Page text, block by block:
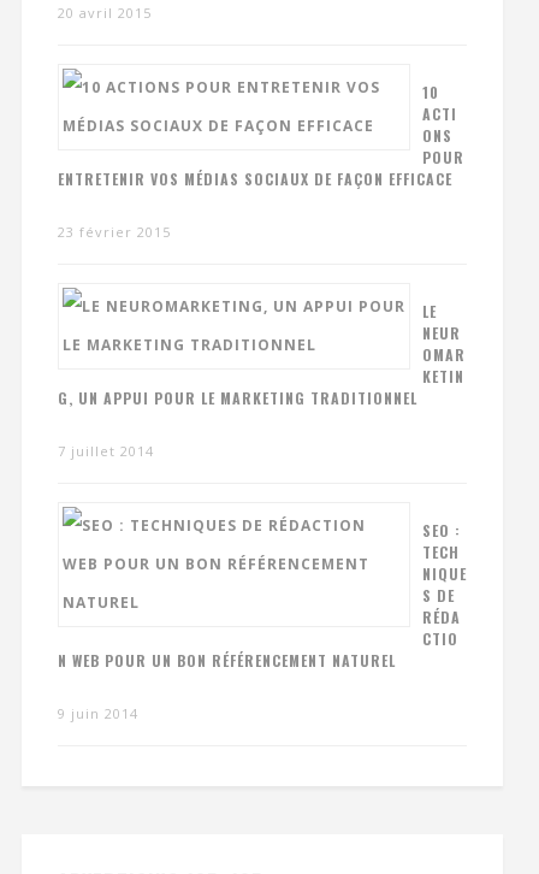
20 avril 2015
10
ACTI
ONS
POUR
ENTRETENIR VOS MÉDIAS SOCIAUX DE FAÇON EFFICACE
23 février 2015
LE
NEUR
OMAR
KETIN
G, UN APPUI POUR LE MARKETING TRADITIONNEL
7 juillet 2014
SEO :
TECH
NIQUE
S DE
RÉDA
CTIO
N WEB POUR UN BON RÉFÉRENCEMENT NATUREL
9 juin 2014